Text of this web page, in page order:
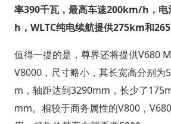
率390千瓦，最高车速200km/h，电
h，WLTC纯电续航提供275km和
值得一提的是，尊界还将提供V680
V8000，尺寸略小，其长宽高分别
m，轴距达到3290mm，长少了
mm。相较于商务属性的V800，